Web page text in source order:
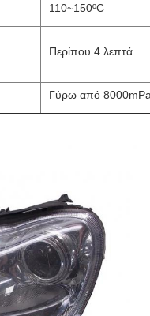
110~150ºC
Περίπου 4 λεπτά
Γύρω από